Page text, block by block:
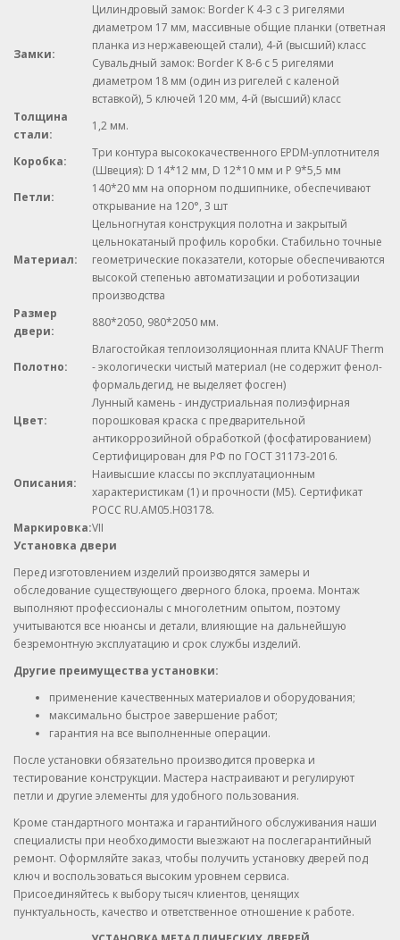
Замки:
Цилиндровый замок: Border K 4-3 с 3 ригелями
диаметром 17 мм, массивные общие планки (ответная
планка из нержавеющей стали), 4-й (высший) класс
Сувальдный замок: Border K 8-6 с 5 ригелями
диаметром 18 мм (один из ригелей с каленой
вставкой), 5 ключей 120 мм, 4-й (высший) класс
Толщина
стали:
1,2 мм.
Коробка:
Три контура высококачественного EPDM-уплотнителя
(Швеция): D 14*12 мм, D 12*10 мм и Р 9*5,5 мм
Петли:
140*20 мм на опорном подшипнике, обеспечивают
открывание на 120°, 3 шт
Материал:
Цельногнутая конструкция полотна и закрытый
цельнокатаный профиль коробки. Стабильно точные
геометрические показатели, которые обеспечиваются
высокой степенью автоматизации и роботизации
производства
Размер
двери:
880*2050, 980*2050 мм.
Полотно:
Влагостойкая теплоизоляционная плита KNAUF Therm
- экологически чистый материал (не содержит фенол-
формальдегид, не выделяет фосген)
Цвет:
Лунный камень - индустриальная полиэфирная
порошковая краска с предварительной
антикоррозийной обработкой (фосфатированием)
Описания:
Сертифицирован для РФ по ГОСТ 31173-2016.
Наивысшие классы по эксплуатационным
характеристикам (1) и прочности (М5). Сертификат
POCC RU.AM05.H03178.
Маркировка:VII
Установка двери
Перед изготовлением изделий производятся замеры и
обследование существующего дверного блока, проема. Монтаж
выполняют профессионалы с многолетним опытом, поэтому
учитываются все нюансы и детали, влияющие на дальнейшую
безремонтную эксплуатацию и срок службы изделий.
Другие преимущества установки:
применение качественных материалов и оборудования;
максимально быстрое завершение работ;
гарантия на все выполненные операции.
После установки обязательно производится проверка и
тестирование конструкции. Мастера настраивают и регулируют
петли и другие элементы для удобного пользования.
Кроме стандартного монтажа и гарантийного обслуживания наши
специалисты при необходимости выезжают на послегарантийный
ремонт. Оформляйте заказ, чтобы получить установку дверей под
ключ и воспользоваться высоким уровнем сервиса.
Присоединяйтесь к выбору тысяч клиентов, ценящих
пунктуальность, качество и ответственное отношение к работе.